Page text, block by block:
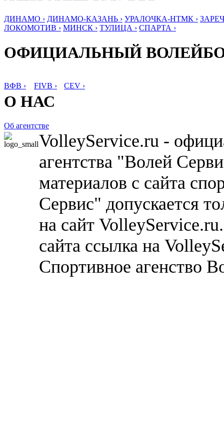
ДИНАМО › ДИНАМО-КАЗАНЬ › УРАЛОЧКА-НТМК ›
ЛОКОМОТИВ › МИНСК › ТУЛИЦА › СПАРТА ›
ОФИЦИАЛЬНЫЙ
ВФВ › FIVB › CEV ›
О НАС
Об агентстве
VolleyService.ru -
агентства "Волей
материалов с сайта
Сервис" допускается
на сайт
сайта ссылка на
Спортивное агенство